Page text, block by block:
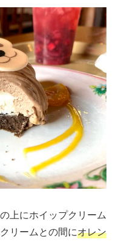
上にホイップクリーム
リームとの間にオレン